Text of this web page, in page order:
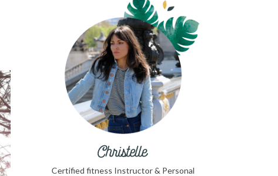
Certified fitness Instructor & Personal